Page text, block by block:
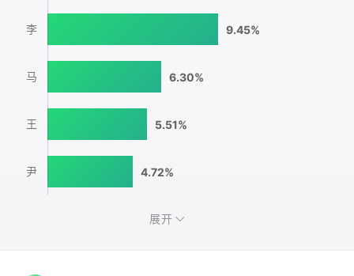
9.45%
李
6.30%
马
5.51%
王
4.72%
尹
展开